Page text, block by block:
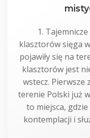
1.
klasztorów sięga
pojawiły się na
klasztorów jest
wstecz. Pierwsze
terenie Polski już
to miejsca,
kontemplacji i